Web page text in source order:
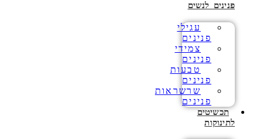
פנינים לנשים
עגילי
פנינים
צמידי
פנינים
טבעות
פנינים
שרשראות
פנינים
תכשיטים
לתינוקות